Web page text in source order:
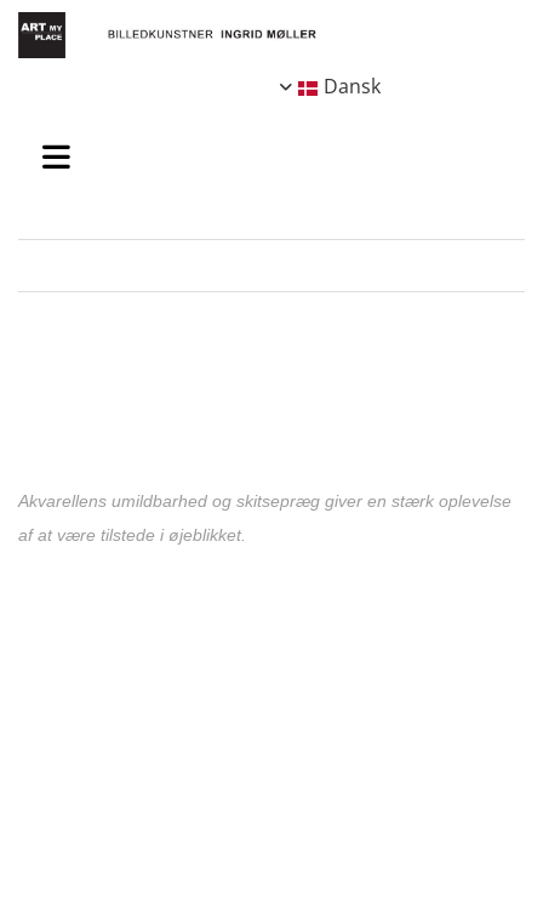
Dansk
Akvarellens umildbarhed og skitsepræg giver en stærk oplevelse
af at være tilstede i øjeblikket.